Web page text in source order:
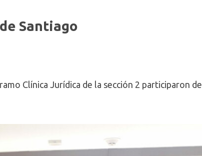
Santiago
Clínica Jurídica de la sección 2 participaron de